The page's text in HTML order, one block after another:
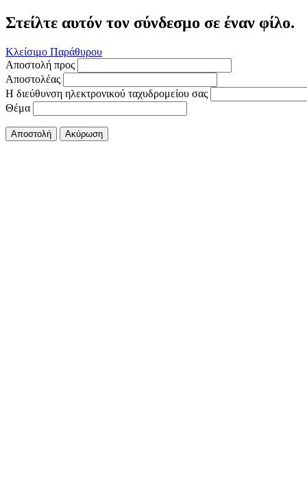
Στείλτε αυτόν τον σύνδεσμο σε έναν φίλο.
Κλείσιμο Παράθυρου
Αποστολή προς
Αποστολέας
Η διεύθυνση ηλεκτρονικού ταχυδρομείου σας
Θέμα
Αποστολή Ακύρωση